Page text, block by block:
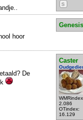
S
Genesis
hoor
Caster
2.086
OTindex:
16.129
De